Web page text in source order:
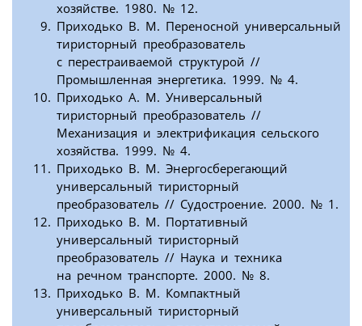
хозяйстве. 1980. № 12.
Приходько В. М. Переносной универсальный
тиристорный преобразователь
с перестраиваемой структурой //
Промышленная энергетика. 1999. № 4.
Приходько А. М. Универсальный
тиристорный преобразователь //
Механизация и электрификация сельского
хозяйства. 1999. № 4.
Приходько В. М. Энергосберегающий
универсальный тиристорный
преобразователь // Судостроение. 2000. № 1.
Приходько В. М. Портативный
универсальный тиристорный
преобразователь // Наука и техника
на речном транспорте. 2000. № 8.
Приходько В. М. Компактный
универсальный тиристорный